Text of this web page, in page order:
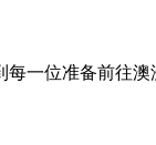
一位准备前往